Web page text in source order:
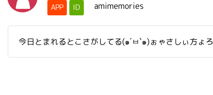
APP ID amimemories
今日とまれるとこさがしてる(๑´ㅂ`๑)ぉゃさしぃ方ょろ